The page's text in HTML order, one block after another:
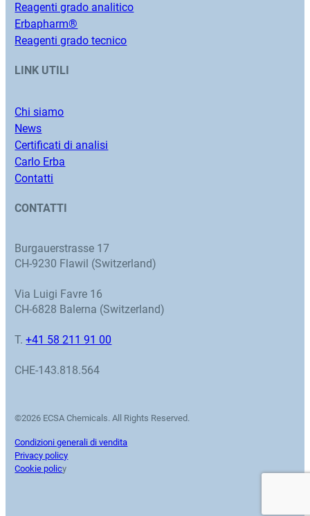
Reagenti grado analitico
Erbapharm®
Reagenti grado tecnico
LINK UTILI
Chi siamo
News
Certificati di analisi
Carlo Erba
Contatti
CONTATTI
Burgauerstrasse 17
CH-9230 Flawil (Switzerland)
Via Luigi Favre 16
CH-6828 Balerna (Switzerland)
T.+41 58 211 91 00
CHE-143.818.564
©2026 ECSA Chemicals. All Rights Reserved.
Condizioni generali di vendita
Privacy policy
Cookie policy